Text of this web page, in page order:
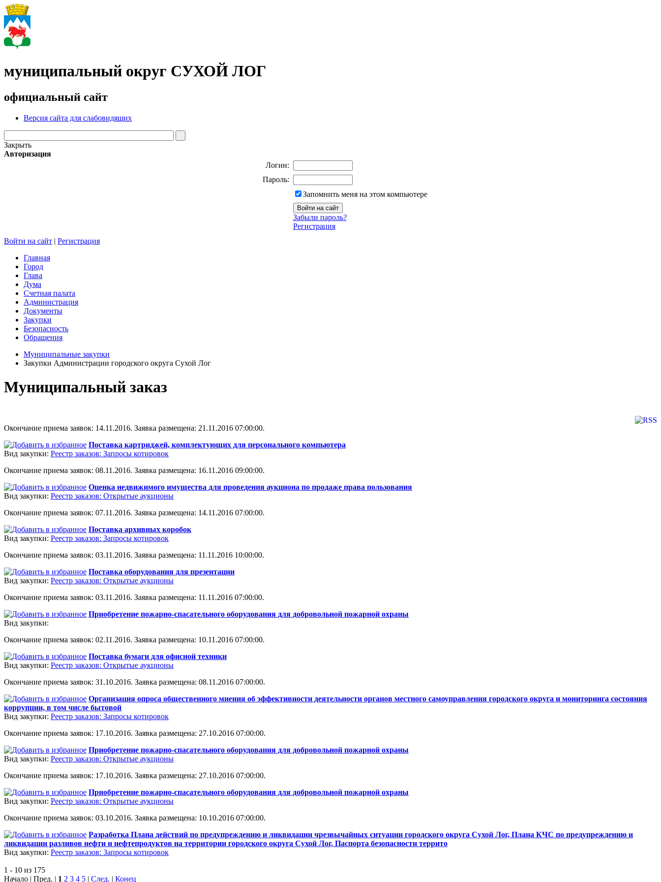
муниципальный округ СУХОЙ ЛОГ
официальный сайт
Версия сайта для слабовидящих
Закрыть
Авторизация
Логин:
Пароль:
Запомнить меня на этом компьютере
Забыли пароль?
Регистрация
Войти на сайт | Регистрация
Главная
Город
Глава
Дума
Счетная палата
Администрация
Документы
Закупки
Безопасность
Обращения
Муниципальные закупки
Закупки Администрации городского округа Сухой Лог
Муниципальный заказ
Окончание приема заявок: 14.11.2016. Заявка размещена: 21.11.2016 07:00:00.
Поставка картриджей, комплектующих для персонального компьютера
Вид закупки: Реестр заказов: Запросы котировок
Окончание приема заявок: 08.11.2016. Заявка размещена: 16.11.2016 09:00:00.
Оценка недвижимого имущества для проведения аукциона по продаже права пользования
Вид закупки: Реестр заказов: Открытые аукционы
Окончание приема заявок: 07.11.2016. Заявка размещена: 14.11.2016 07:00:00.
Поставка архивных коробок
Вид закупки: Реестр заказов: Запросы котировок
Окончание приема заявок: 03.11.2016. Заявка размещена: 11.11.2016 10:00:00.
Поставка оборудования для презентации
Вид закупки: Реестр заказов: Открытые аукционы
Окончание приема заявок: 03.11.2016. Заявка размещена: 11.11.2016 07:00:00.
Приобретение пожарно-спасательного оборудования для добровольной пожарной охраны
Вид закупки:
Окончание приема заявок: 02.11.2016. Заявка размещена: 10.11.2016 07:00:00.
Поставка бумаги для офисной техники
Вид закупки: Реестр заказов: Открытые аукционы
Окончание приема заявок: 31.10.2016. Заявка размещена: 08.11.2016 07:00:00.
Организация опроса общественного мнения об эффективности деятельности органов местного самоуправления городского округа и мониторинга состояния
коррупции, в том числе бытовой
Вид закупки: Реестр заказов: Запросы котировок
Окончание приема заявок: 17.10.2016. Заявка размещена: 27.10.2016 07:00:00.
Приобретение пожарно-спасательного оборудования для добровольной пожарной охраны
Вид закупки: Реестр заказов: Открытые аукционы
Окончание приема заявок: 17.10.2016. Заявка размещена: 27.10.2016 07:00:00.
Приобретение пожарно-спасательного оборудования для добровольной пожарной охраны
Вид закупки: Реестр заказов: Открытые аукционы
Окончание приема заявок: 03.10.2016. Заявка размещена: 10.10.2016 07:00:00.
Разработка Плана действий по предупреждению и ликвидации чрезвычайных ситуации городского округа Сухой Лог, Плана КЧС по предупреждению и
ликвидации разливов нефти и нефтепродуктов на территории городского округа Сухой Лог, Паспорта безопасности террито
Вид закупки: Реестр заказов: Запросы котировок
1 - 10 из 175
Начало | Пред. | 1 2 3 4 5 | След. | Конец